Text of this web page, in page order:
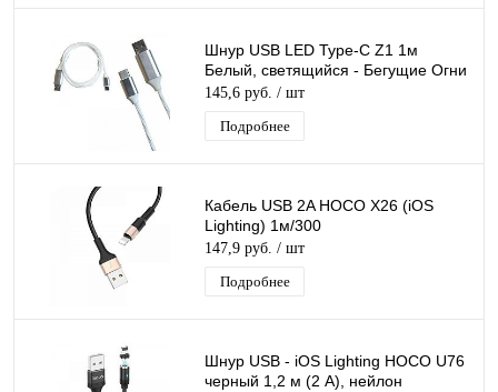
Шнур USB LED Type-C Z1 1м
Белый, светящийся - Бегущие Огни
145,6 руб. / шт
Подробнее
Кабель USB 2A HOCO X26 (iOS
Lighting) 1м/300
147,9 руб. / шт
Подробнее
Шнур USB - iOS Lighting HOCO U76
черный 1,2 м (2 А), нейлон